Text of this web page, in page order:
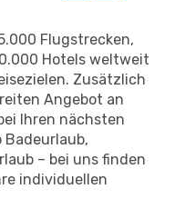
Flugstrecken,
Hotels weltweit
Zusätzlich
Angebot an
Ihren nächsten
Badeurlaub,
– bei uns finden
individuellen